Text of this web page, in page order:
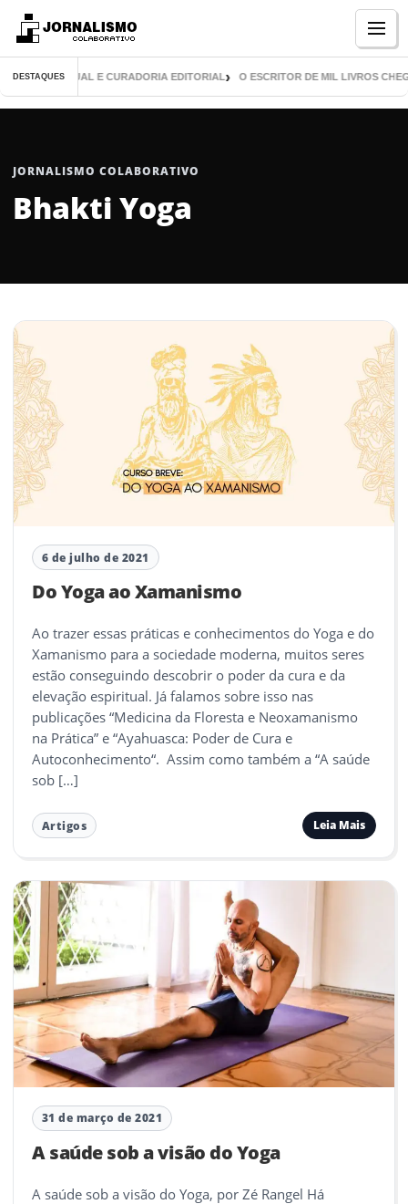
DESTAQUESVISUAL E CURADORIA EDITORIAL O ESCRITOR DE MIL LIVROS
JORNALISMO COLABORATIVO
Bhakti Yoga
6 de julho de 2021
Do Yoga ao Xamanismo
Ao trazer essas práticas e conhecimentos do Yoga e do
Xamanismo para a sociedade moderna, muitos seres
estão conseguindo descobrir o poder da cura e da
elevação espiritual. Já falamos sobre isso nas
publicações “Medicina da Floresta e Neoxamanismo
na Prática” e “Ayahuasca: Poder de Cura e
Autoconhecimento“. Assim como também a “A saúde
sob […]
Artigos Leia Mais
31 de março de 2021
A saúde sob a visão do Yoga
A saúde sob a visão do Yoga, por Zé Rangel Há